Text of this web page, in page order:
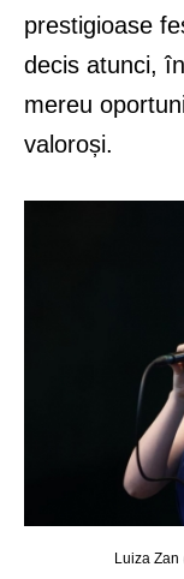
prestigioase
decis atunci,
mereu
valoroși.
Luiza Zan